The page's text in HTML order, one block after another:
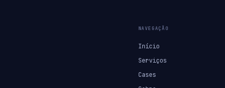
NAVEGAÇÃO
Início
Serviços
Cases